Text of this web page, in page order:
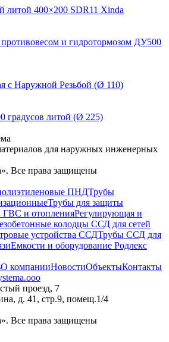
литой 400×200 SDR11 Xinda
и гидротормозом ДУ500
с Наружной Резьбой (Ø 110)
градусов литой (Ø 225)
для наружных инженерных
Все права защищены
ПНДТрубы
Трубы для защиты
ГВС и отопленияРегулирующая и
колодцы ССД для сетей
устройства ССДТрубы ССД для
Емкости и оборудование Родлекс
О компанииНовостиОбъектыКонтакты
проезд, 7
д. 41, стр.9, помещ.1/4
Все права защищены